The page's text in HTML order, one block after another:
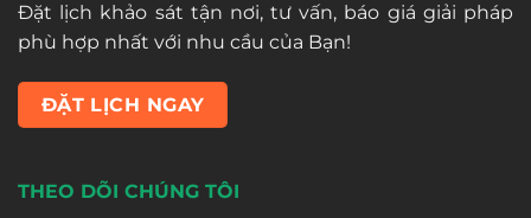
Đặt lịch khảo sát tận nơi, tư vấn, báo giá giải pháp
phù hợp nhất với nhu cầu của Bạn!
ĐẶT LỊCH NGAY
THEO DÕI CHÚNG TÔI